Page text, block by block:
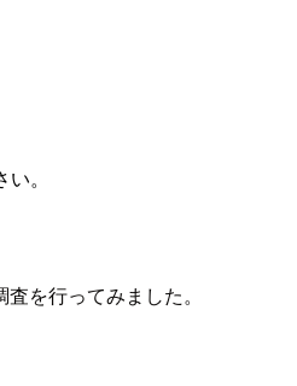
。
を行ってみました。